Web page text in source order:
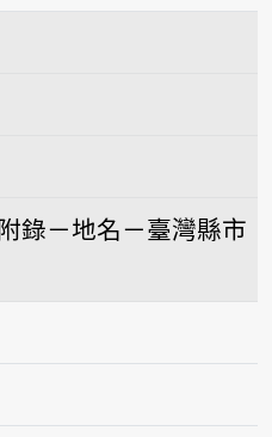
錄－地名－臺灣縣市